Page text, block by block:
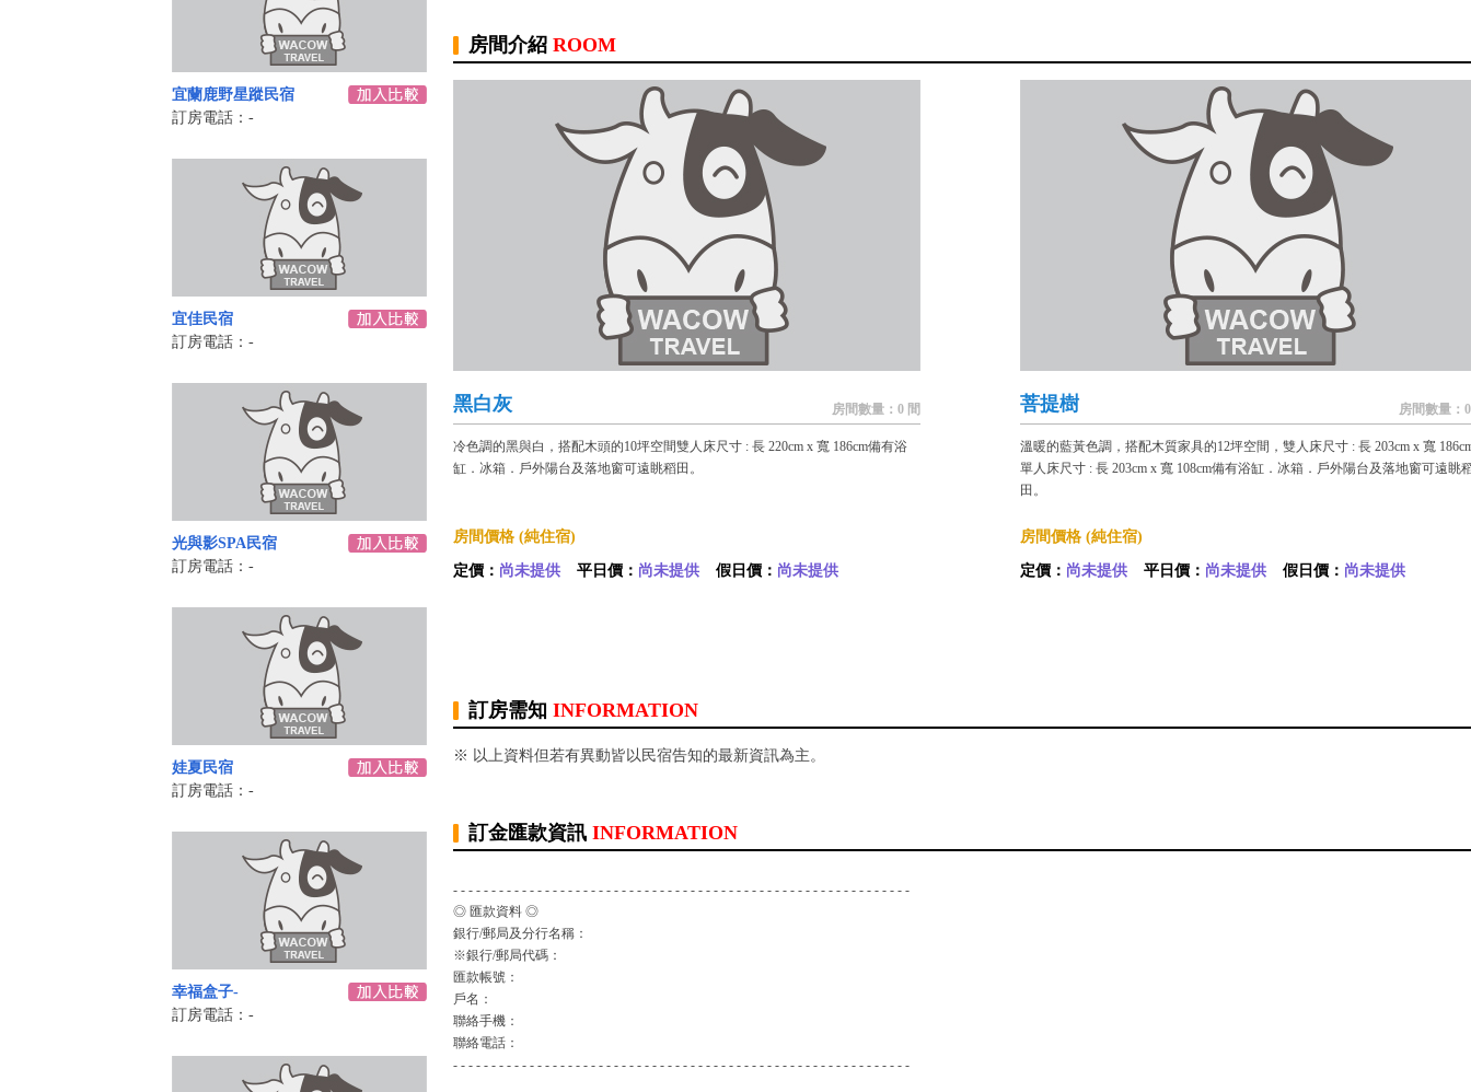
宜蘭鹿野星蹤民宿
訂房電話：-
宜佳民宿
訂房電話：-
光與影SPA民宿
訂房電話：-
娃夏民宿
訂房電話：-
幸福盒子-
訂房電話：-
房間介紹 ROOM
黑白灰 房間數量：0 間
冷色調的黑與白，搭配木頭的10坪空間雙人床尺寸 : 長 220cm x 寬 186cm備有浴
缸．冰箱．戶外陽台及落地窗可遠眺稻田。
房間價格 (純住宿)
定價： 尚未提供 平日價： 尚未提供 假日價： 尚未提供
菩提樹 房間數量：
溫暖的藍黃色調，搭配木質家具的12坪空間，雙人床尺寸 : 長 203cm x 寬
單人床尺寸 : 長 203cm x 寬 108cm備有浴缸．冰箱．戶外陽台及落地窗可遠眺
田。
房間價格 (純住宿)
定價： 尚未提供 平日價： 尚未提供 假日價： 尚未提供
訂房需知 INFORMATION
※ 以上資料但若有異動皆以民宿告知的最新資訊為主。
訂金匯款資訊 INFORMATION
- - - - - - - - - - - - - - - - - - - - - - - - - - - - - - - - - - - - - - - - - - - - - - - - - - - - - - - - - - - -
◎ 匯款資料 ◎
銀行/郵局及分行名稱：
※銀行/郵局代碼：
匯款帳號：
戶名：
聯絡手機：
聯絡電話：
- - - - - - - - - - - - - - - - - - - - - - - - - - - - - - - - - - - - - - - - - - - - - - - - - - - - - - - - - - - -